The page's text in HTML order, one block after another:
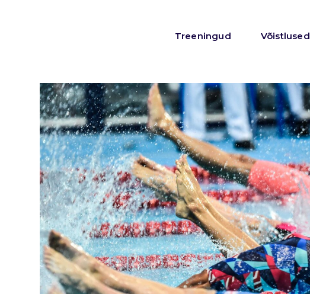
Treeningud Võistlused